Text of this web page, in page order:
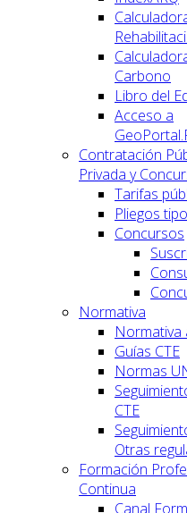
Carbono
Libro del
Acceso a
Contratación
Privada y
Tarifas
Pliegos tipo
Concursos
Normativa
Normativa
Guías CTE
Normas
CTE
Otras
Formación
Continua
Canal